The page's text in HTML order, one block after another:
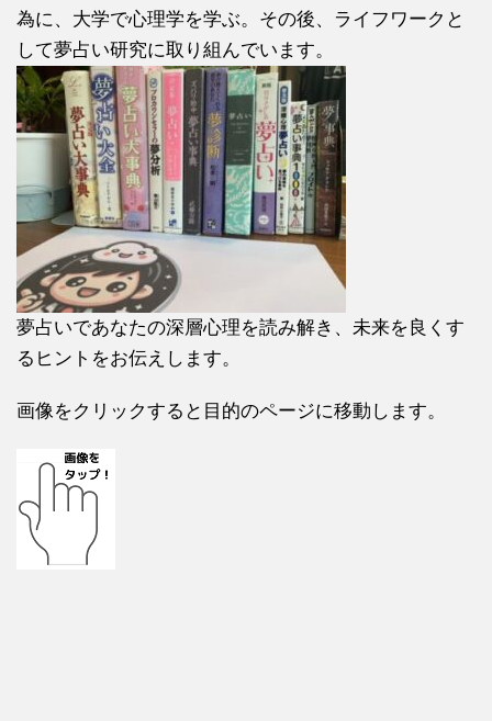
為に、大学で心理学を学ぶ。その後、ライフワークと
して夢占い研究に取り組んでいます。
夢占いであなたの深層心理を読み解き、未来を良くす
るヒントをお伝えします。
画像をクリックすると目的のページに移動します。